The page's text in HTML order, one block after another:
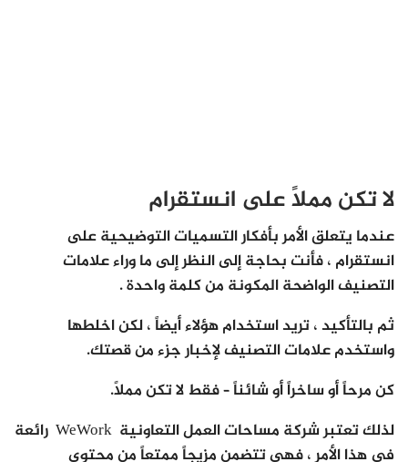
لا تكن مملاً على انستقرام
عندما يتعلق الأمر بأفكار التسميات التوضيحية على
انستقرام ، فأنت بحاجة إلى النظر إلى ما وراء علامات
التصنيف الواضحة المكونة من كلمة واحدة .
ثم بالتأكيد ، تريد استخدام هؤلاء أيضاً ، لكن اخلطها
واستخدم علامات التصنيف لإخبار جزء من قصتك.
كن مرحاً أو ساخراً أو شائناً – فقط لا تكن مملاً.
لذلك تعتبر شركة مساحات العمل التعاونية WeWork رائعة
في هذا الأمر ، فهي تتضمن مزيجاً ممتعاً من محتوى